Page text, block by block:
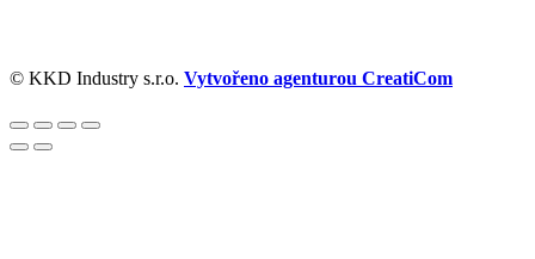
© KKD Industry s.r.o. Vytvořeno agenturou CreatiCom